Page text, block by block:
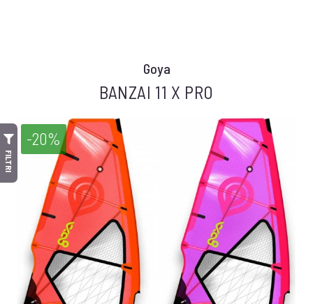
FILTRI
Goya
BANZAI 11 X PRO
-20%